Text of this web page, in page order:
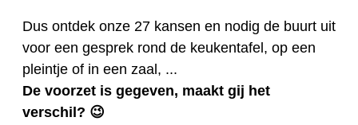
Dus ontdek onze 27 kansen en nodig de buurt uit
voor een gesprek rond de keukentafel, op een
pleintje of in een zaal, ...
De voorzet is gegeven, maakt gij het
verschil? 😉